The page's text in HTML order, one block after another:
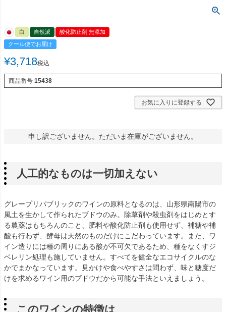
白 自然派
酸化防止剤 無添加
クール便でお届け
¥3,718税込
商品番号 15438
お気に入りに登録する
申し訳ございません。ただいま在庫がございません。
人工的なものは一切加えない
グレープリパブリックのワインの原料となるのは、山形県南陽市の
風土を生かして作られたブドウのみ。除草剤や殺虫剤をはじめとす
る農薬はもちろんのこと、肥料や酸化防止剤も使用せず、補糖や補
酸も行わず、酵母は天然のものだけにこだわっています。また、ワ
イン造りには種の周りにある酸が不可欠であるため、種をなくすジ
ベレリン処理も施していません。すべてを健全なエコサイクルのな
かでまかなっています。見かけや食べやすさは問わず、味と糖度だ
けを求めるワイン用のブドウだから可能な手法といえましょう。
このワインの特徴は